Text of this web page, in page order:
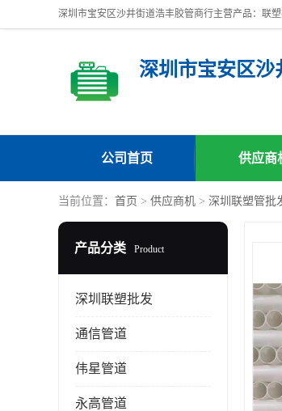
深圳市宝安区沙
公司首页 供应商
当前位置： 首页 > 供应商机 > 深圳联塑管批
产品分类 Product
深圳联塑批发
通信管道
伟星管道
永高管道